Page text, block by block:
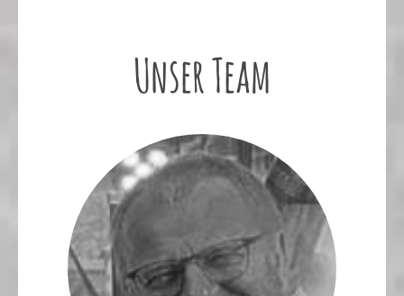
Unser Team